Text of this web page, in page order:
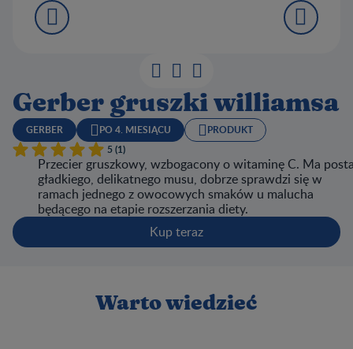
Gerber gruszki williamsa
GERBER PO 4. MIESIĄCU
PRODUKT
5 (1)
Przecier gruszkowy, wzbogacony o witaminę C. Ma
gładkiego, delikatnego musu, dobrze sprawdzi się w
ramach jednego z owocowych smaków u malucha
będącego na etapie rozszerzania diety.
Kup teraz
Warto wiedzieć